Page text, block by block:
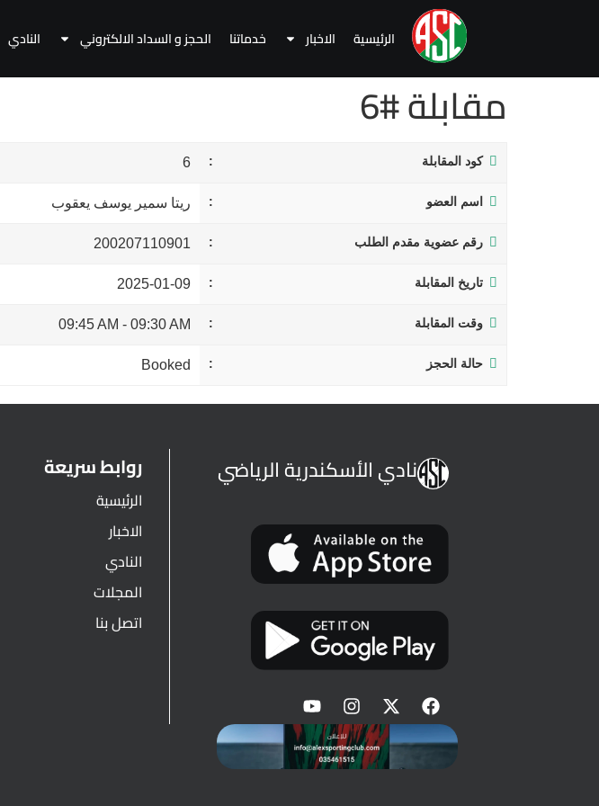
الرئيسية الاخبار خدماتنا الحجز و السداد الالكتروني النادي
مقابلة #6
كود المقابلة 6
اسم العضو ريتا سمير يوسف يعقوب
رقم عضوية مقدم الطلب 200207110901
تاريخ المقابلة 2025-01-09
وقت المقابلة 09:30 AM
-
09:45 AM
حالة الحجز Booked
نادي الأسكندرية الرياضي روابط سريعة
الرئيسية
الاخبار
النادي
المجلات
اتصل بنا